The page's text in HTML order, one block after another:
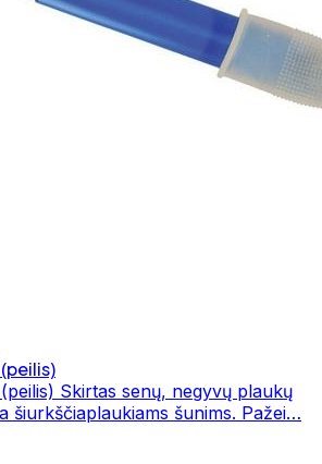
Skirtas senų, negyvų plaukų
šiurkščiaplaukiams šunims. Pažei…